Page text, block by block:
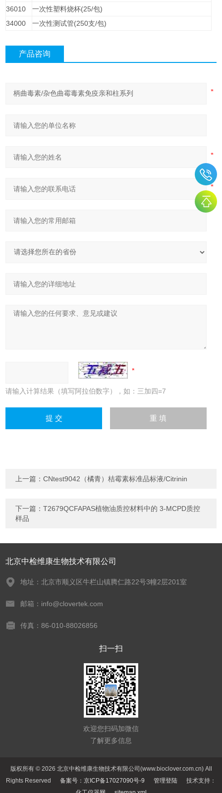
36010
一次性塑料烧杯(25/包)
34000
一次性测试管(250支/包)
产品咨询
请输入计算结果（填写阿拉伯数字），如：三加四=7
上一篇：CNtest9042（橘青）桔霉素标准品标液/Citrinin
下一篇：T2679QCFAPAS植物油质控材料中的 3-MCPD质控
样品
北京中检维康生物技术有限公司
地址：北京市顺义区牛栏山镇腾仁路22号3幢2层201室
邮箱：info@clovertek.com
传真：86-010-88026856
扫一扫
欢迎您扫码加微信
了解更多信息
版权所有 © 2026 北京中检维康生物技术有限公司(www.bioclover.com.cn) All
Rights Reserved 备案号：京ICP备17027090号-9 管理登陆 技术支持：